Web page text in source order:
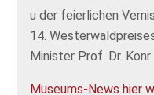
u der feierlichen
14.
Minister Prof. Dr. Konr
Museums-News hier